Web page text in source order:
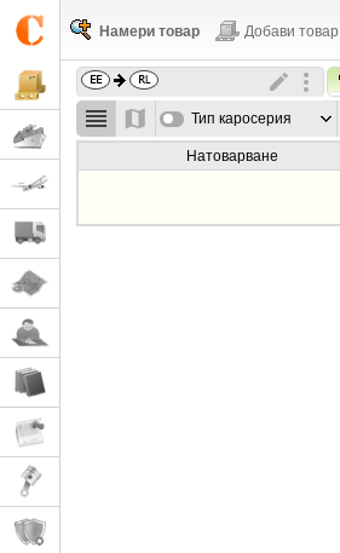
Намери товар Добави товар
Тип каросерия
Натоварване